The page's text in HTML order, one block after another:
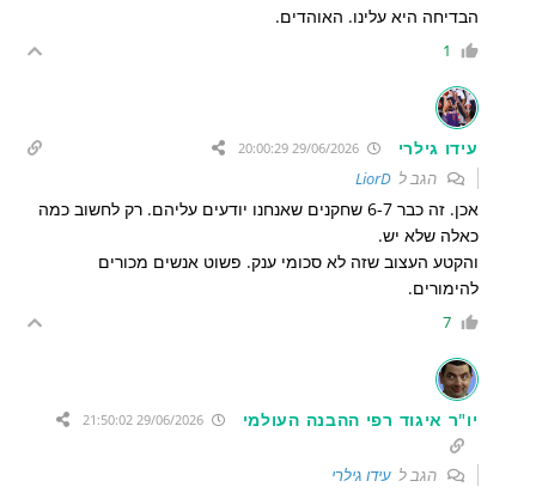
הבדיחה היא עלינו. האוהדים.
1
עידו גילרי 29/06/2026 20:00:29
הגב לLiorD
אכן. זה כבר 6-7 שחקנים שאנחנו יודעים עליהם. רק לחשוב כמה
כאלה שלא יש.
והקטע העצוב שזה לא סכומי ענק. פשוט אנשים מכורים
להימורים.
7
יו"ר איגוד רפי ההבנה העולמי 29/06/2026 21:50:02
הגב לעידו גילרי